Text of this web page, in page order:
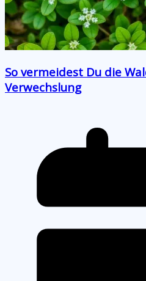
So vermeidest Du die
Verwechslung